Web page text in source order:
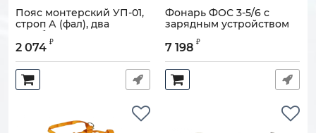
Пояс монтерский УП-01,
строп А (фал), два
карабина
Артикул:
2 074 ₽
Фонарь ФОС 3-5/6 с
зарядным устройством
Артикул:
7 198 ₽